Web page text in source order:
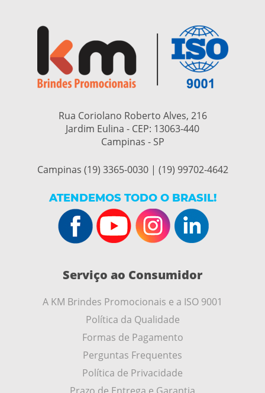
Rua Coriolano Roberto Alves, 216
Jardim Eulina - CEP: 13063-440
Campinas - SP
Campinas (19) 3365-0030 | (19) 99702-4642
ATENDEMOS TODO O BRASIL!
Serviço ao Consumidor
A KM Brindes Promocionais e a ISO 9001
Política da Qualidade
Formas de Pagamento
Perguntas Frequentes
Política de Privacidade